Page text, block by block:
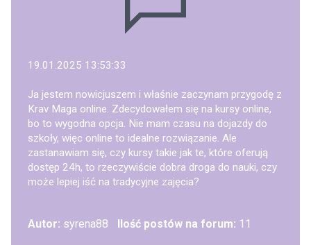
19.01.2025 13:53:33
Ja jestem nowicjuszem i właśnie zaczynam przygodę z
Krav Maga online. Zdecydowałem się na kursy online,
bo to wygodna opcja. Nie mam czasu na dojazdy do
szkoły, więc online to idealne rozwiązanie. Ale
zastanawiam się, czy kursy takie jak te, które oferują
dostęp 24h, to rzeczywiście dobra droga do nauki, czy
może lepiej iść na tradycyjne zajęcia?
Autor: syrena88 Ilość postów na forum: 11